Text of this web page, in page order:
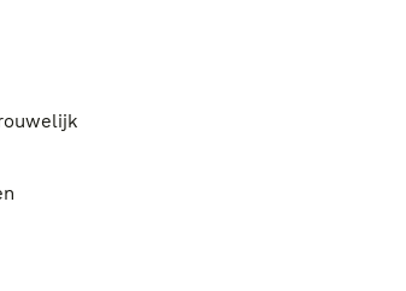
krijgen voer mee naar hun nieuwe huisje